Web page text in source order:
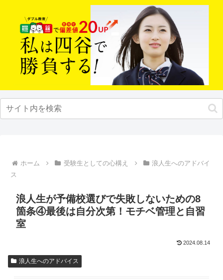
ホーム 受験生としての心構え
浪人生へのアドバイ
ス
浪人生が予備校選びで失敗しないための8
箇条④最後は自分次第！モチベ管理と自習
室
2024.08.14
浪人生へのアドバイス